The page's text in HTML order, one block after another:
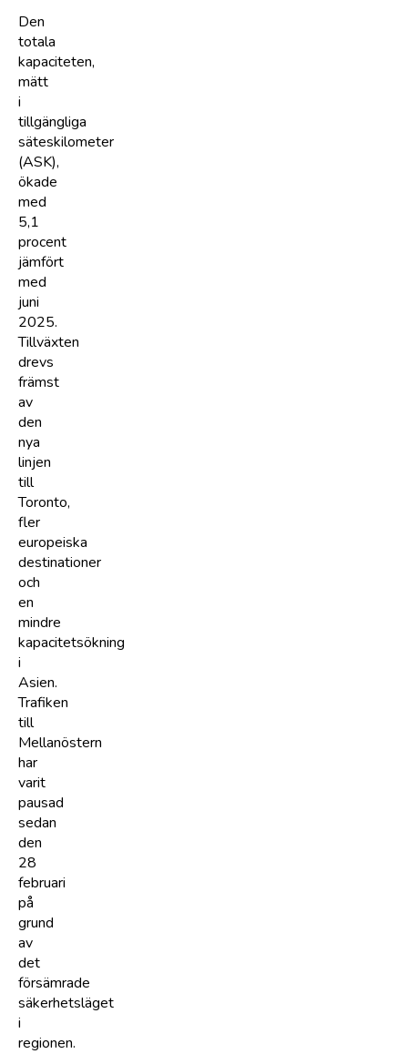
Den
totala
kapaciteten,
mätt
i
tillgängliga
säteskilometer
(ASK),
ökade
med
5,1
procent
jämfört
med
juni
2025.
Tillväxten
drevs
främst
av
den
nya
linjen
till
Toronto,
fler
europeiska
destinationer
och
en
mindre
kapacitetsökning
i
Asien.
Trafiken
till
Mellanöstern
har
varit
pausad
sedan
den
28
februari
på
grund
av
det
försämrade
säkerhetsläget
i
regionen.